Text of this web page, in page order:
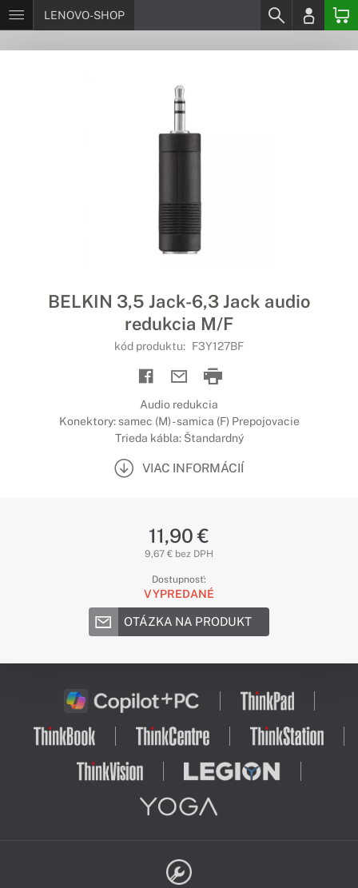
LENOVO-SHOP
BELKIN 3,5 Jack-6,3 Jack audio
redukcia M/F
kód produktu: F3Y127BF
Audio redukcia
Konektory: samec (M) - samica (F) Prepojovacie
Trieda kábla: Štandardný
VIAC INFORMÁCIÍ
11,90 €
9,67 € bez DPH
Dostupnosť:
VYPREDANÉ
OTÁZKA NA PRODUKT